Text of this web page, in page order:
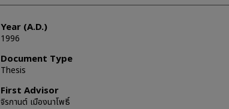
Year (A.D.)
1996
Document Type
Thesis
First Advisor
จิรกานต์ เมืองนาโพธิ์